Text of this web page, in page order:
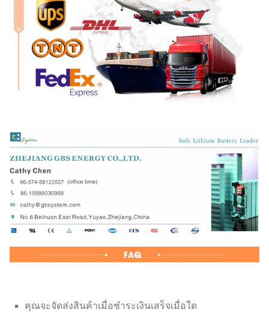
คุณจะจัดส่งสินค้าเมื่อชำระเงินเสร็จเมื่อใด